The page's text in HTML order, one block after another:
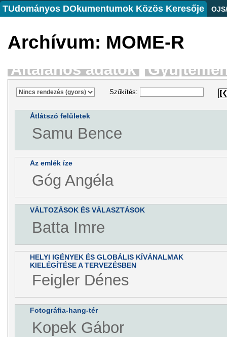
TUdományos DOkumentumok Közös Keresője
Archívum: MOME-R
Általános adatok
Szűkítés:
Átlátszó felületek
Samu Bence
Az emlék íze
Góg Angéla
VÁLTOZÁSOK ÉS VÁLASZTÁSOK
Batta Imre
HELYI IGÉNYEK ÉS GLOBÁLIS KÍVÁNALMAK
KIELÉGÍTÉSE A TERVEZÉSBEN
Feigler Dénes
Fotográfia-hang-tér
Kopek Gábor